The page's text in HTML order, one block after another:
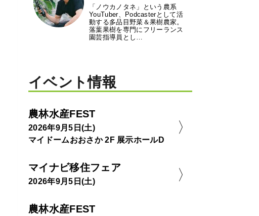
「ノウカノタネ」という農系
YouTuber、Podcasterとして活
動する多品目野菜＆果樹農家。
落葉果樹を専門にフリーランス
園芸指導員とし…
イベント情報
農林水産FEST
2026年9月5日(土)
マイドームおおさか 2F 展示ホールD
マイナビ移住フェア
2026年9月5日(土)
農林水産FEST